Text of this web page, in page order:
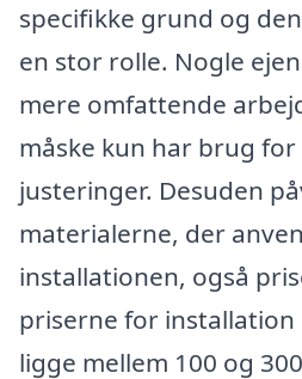
specifikke grund og
en stor rolle. Nogle
mere omfattende
måske kun har brug
justeringer. Desuden
materialerne, der
installationen, også
priserne for
ligge mellem 100 og